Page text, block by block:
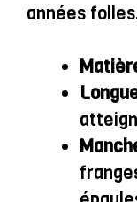
années